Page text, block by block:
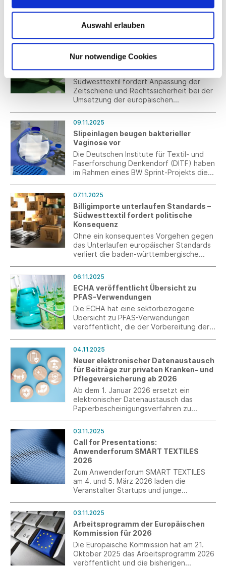
Auswahl erlauben
Nur notwendige Cookies
Verordnung zur Anpassung der Höhe des
10.11.2025
Umsetzung der EmpCo-Richtlinie:
mehr Zeit und Rechtssicherheit
notwendig
Südwesttextil fordert Anpassung der
Zeitschiene und Rechtssicherheit bei der
Umsetzung der europäischen
09.11.2025
Slipeinlagen beugen bakterieller
Vaginose vor
Die Deutschen Institute für Textil- und
Faserforschung Denkendorf (DITF) haben
im Rahmen eines BW Sprint-Projekts die
Gesunderhaltung des vaginalen Milieus
unterstützt und einer bakteriellen
Vaginose vorbeugen kann.
07.11.2025
Billigimporte unterlaufen Standards –
Südwesttextil fordert politische
Konsequenz
Ohne ein konsequentes Vorgehen gegen
das Unterlaufen europäischer Standards
verliert die baden-württembergische
Konkurrenz.
06.11.2025
ECHA veröffentlicht Übersicht zu
PFAS-Verwendungen
Die ECHA hat eine sektorbezogene
Übersicht zu PFAS-Verwendungen
veröffentlicht, die der Vorbereitung der
04.11.2025
Neuer elektronischer Datenaustausch
für Beiträge zur privaten Kranken- und
Pflegeversicherung ab 2026
Ab dem 1. Januar 2026 ersetzt ein
elektronischer Datenaustausch das
Papierbescheinigungsverfahren zu
03.11.2025
Call for Presentations:
Anwenderforum SMART TEXTILES
2026
Zum Anwenderforum SMART TEXTILES
am 4. und 5. März 2026 laden die
Veranstalter Startups und junge
einem Fachpublikum aus Unternehmen,
Forschung und Entwicklung zu
präsentieren.
03.11.2025
Arbeitsprogramm der Europäischen
Kommission für 2026
Die Europäische Kommission hat am 21.
Oktober 2025 das Arbeitsprogramm 2026
veröffentlicht und die bisherigen